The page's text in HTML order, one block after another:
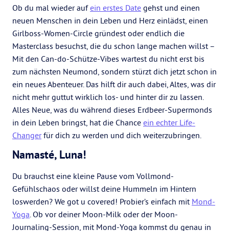
Ob du mal wieder aufein erstes Date gehst und einen
neuen Menschen in dein Leben und Herz einlädst, einen
Girlboss-Women-Circle gründest oder endlich die
Masterclass besuchst, die du schon lange machen willst –
Mit den Can-do-Schütze-Vibes wartest du nicht erst bis
zum nächsten Neumond, sondern stürzt dich jetzt schon in
ein neues Abenteuer. Das hilft dir auch dabei, Altes, was dir
nicht mehr guttut wirklich los- und hinter dir zu lassen.
Alles Neue, was du während dieses Erdbeer-Supermonds
in dein Leben bringst, hat die Chance ein echter Life-
Changerfür dich zu werden und dich weiterzubringen.
Namasté, Luna!
Du brauchst eine kleine Pause vom Vollmond-
Gefühlschaos oder willst deine Hummeln im Hintern
loswerden? We got u covered! Probier’s einfach mit Mond-
Yoga. Ob vor deiner Moon-Milk oder der Moon-
Journaling-Session, mit Mond-Yoga kommst du genau in